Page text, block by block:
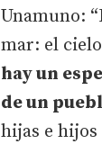
Unamuno:
mar: el
hay un
de un
hijas e